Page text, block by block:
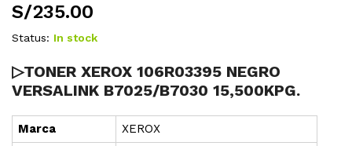
S/235.00
Status: In stock
▷TONER XEROX 106R03395 NEGRO
VERSALINK B7025/B7030 15,500KPG.
Marca
XEROX